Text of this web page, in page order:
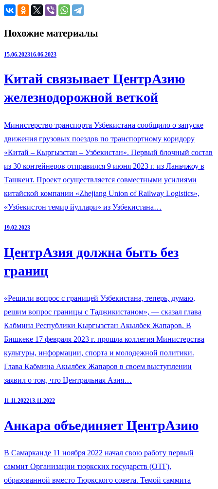
Похожие материалы
15.06.202316.06.2023
Китай связывает ЦентрАзию
железнодорожной веткой
Министерство транспорта Узбекистана сообщило о запуске
движения грузовых поездов по транспортному коридору
«Китай – Кыргызстан – Узбекистан». Первый блочный состав
из 30 контейнеров отправился 9 июня 2023 г. из Ланьчжоу в
Ташкент. Проект осуществляется совместными усилиями
китайской компании «Zhejiang Union of Railway Logistics»,
«Узбекистон темир йуллари» из Узбекистана…
19.02.2023
ЦентрАзия должна быть без
границ
«Решили вопрос с границей Узбекистана, теперь, думаю,
решим вопрос границы с Таджикистаном», — сказал глава
Кабмина Республики Кыргызстан Акылбек Жапаров. В
Бишкеке 17 февраля 2023 г. прошла коллегия Министерства
культуры, информации, спорта и молодежной политики.
Глава Кабмина Акылбек Жапаров в своем выступлении
заявил о том, что Центральная Азия…
11.11.202213.11.2022
Анкара объединяет ЦентрАзию
В Самарканде 11 ноября 2022 начал свою работу первый
саммит Организации тюркских государств (ОТГ),
образованной вместо Тюркского совета. Темой саммита